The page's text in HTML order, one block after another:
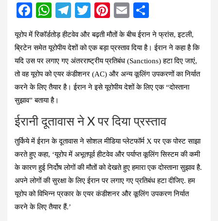
F
a
ce
b
o
o
k
W
h
at
s
A
p
p
T
el
e
gr
a
m
T
wi
tt
er
Pi
nt
er
es
t
E
m
ail
h
ar
e
यूरोप में रिकॉर्डतोड़ हीटवेव और बढ़ती मौतों के बीच ईरान ने फ्रांस, इटली,
ब्रिटेन समेत यूरोपीय देशों को एक बड़ा प्रस्ताव दिया है। ईरान ने कहा है कि
यदि उस पर लगाए गए अंतरराष्ट्रीय प्रतिबंध (Sanctions) हटा दिए जाएं,
तो वह यूरोप को एयर कंडीशनर (AC) और अन्य कूलिंग उपकरणों का निर्यात
करने के लिए तैयार है। ईरान ने इसे यूरोपीय देशों के लिए एक “दोस्ताना
सुझाव” बताया है।
ईरानी दूतावास ने X पर दिया प्रस्ताव
तुर्किये में ईरान के दूतावास ने सोशल मीडिया प्लेटफॉर्म X पर एक पोस्ट साझा
करते हुए कहा, ‘यूरोप में अभूतपूर्व हीटवेव और पर्याप्त कूलिंग सिस्टम की कमी
के कारण हुई निर्दोष लोगों की मौतों को देखते हुए हमारा एक दोस्ताना सुझाव है.
अपने लोगों की सुरक्षा के लिए ईरान पर लगाए गए प्रतिबंध हटा दीजिए. हम
यूरोप को विभिन्न प्रकार के एयर कंडीशनर और कूलिंग उपकरण निर्यात
करने के लिए तैयार हैं.’